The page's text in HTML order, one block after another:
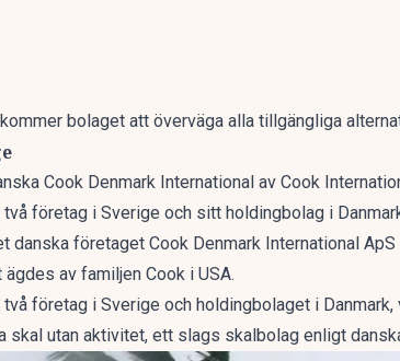
bolaget att överväga alla tillgängliga
Cook Denmark International av Cook
företag i Sverige och sitt holdingbolag i
danska företaget Cook Denmark International
av familjen Cook i USA.
företag i Sverige och holdingbolaget i
skal utan aktivitet, ett slags skalbolag enligt